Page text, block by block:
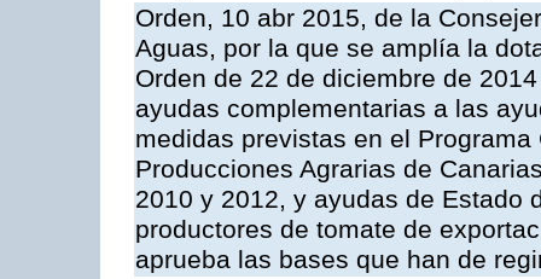
Orden, 10 abr 2015, de la
Aguas, por la que se amplía la
Orden de 22 de diciembre de
ayudas complementarias a las
medidas previstas en el
Producciones Agrarias de
2010 y 2012, y ayudas de Estado
productores de tomate de
aprueba las bases que han de